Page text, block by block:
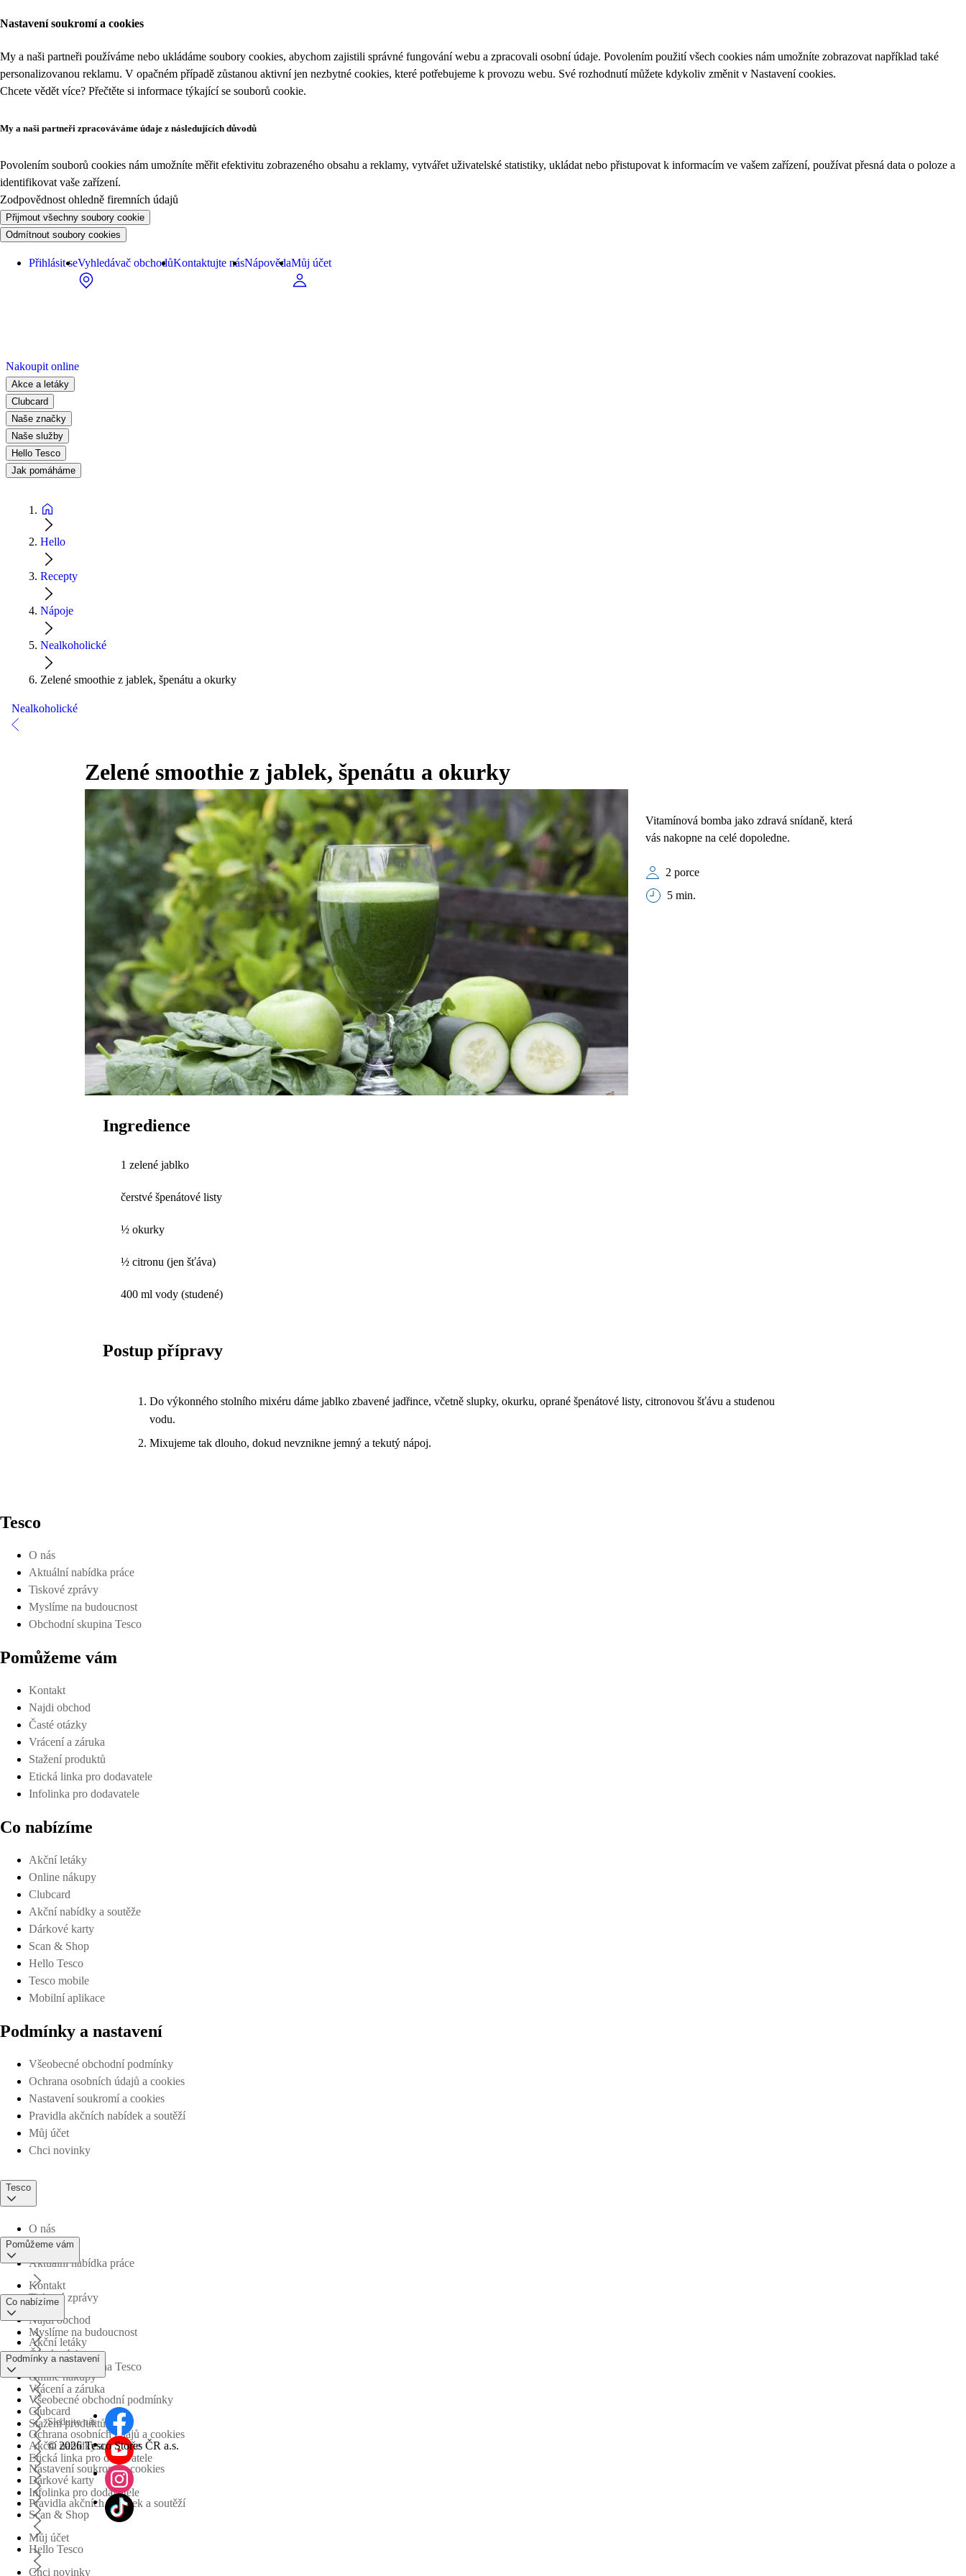
Nastavení soukromí a cookies
My a naši partneři používáme nebo ukládáme soubory cookies, abychom zajistili správné fungování webu a zpracovali osobní údaje. Povolením použití všech cookies nám umožníte zobrazovat například také
personalizovanou reklamu. V opačném případě zůstanou aktivní jen nezbytné cookies, které potřebujeme k provozu webu. Své rozhodnutí můžete kdykoliv změnit v Nastavení cookies.
Chcete vědět více? Přečtěte si informace týkající se souborů cookie.
My a naši partneři zpracováváme údaje z následujících důvodů
Povolením souborů cookies nám umožníte měřit efektivitu zobrazeného obsahu a reklamy, vytvářet uživatelské statistiky, ukládat nebo přistupovat k informacím ve vašem zařízení, používat přesná data o poloze a
identifikovat vaše zařízení.
Zodpovědnost ohledně firemních údajů
Přijmout všechny soubory cookie
Odmítnout soubory cookies
Přihlásit seVyhledávač obchodůKontaktujte násNápovědaMůj účet
Nakoupit online
Akce a letáky
Clubcard
Naše značky
Naše služby
Hello Tesco
Jak pomáháme
Hello
Recepty
Nápoje
Nealkoholické
Zelené smoothie z jablek, špenátu a okurky
Nealkoholické
Zelené smoothie z jablek, špenátu a okurky
Vitamínová bomba jako zdravá snídaně, která
vás nakopne na celé dopoledne.
2 porce
5 min.
Ingredience
1 zelené jablko
čerstvé špenátové listy
½ okurky
½ citronu (jen šťáva)
400 ml vody (studené)
Postup přípravy
Do výkonného stolního mixéru dáme jablko zbavené jadřince, včetně slupky, okurku, oprané špenátové listy, citronovou šťávu a studenou
vodu.
Mixujeme tak dlouho, dokud nevznikne jemný a tekutý nápoj.
Tesco
O nás
Aktuální nabídka práce
Tiskové zprávy
Myslíme na budoucnost
Obchodní skupina Tesco
Pomůžeme vám
Kontakt
Najdi obchod
Časté otázky
Vrácení a záruka
Stažení produktů
Etická linka pro dodavatele
Infolinka pro dodavatele
Co nabízíme
Akční letáky
Online nákupy
Clubcard
Akční nabídky a soutěže
Dárkové karty
Scan & Shop
Hello Tesco
Tesco mobile
Mobilní aplikace
Podmínky a nastavení
Všeobecné obchodní podmínky
Ochrana osobních údajů a cookies
Nastavení soukromí a cookies
Pravidla akčních nabídek a soutěží
Můj účet
Chci novinky
Tesco
O nás
Aktuální nabídka práce
Tiskové zprávy
Myslíme na budoucnost
Obchodní skupina Tesco
Pomůžeme vám
Kontakt
Najdi obchod
Časté otázky
Vrácení a záruka
Stažení produktů
Etická linka pro dodavatele
Infolinka pro dodavatele
Co nabízíme
Akční letáky
Online nákupy
Clubcard
Akční nabídky a soutěže
Dárkové karty
Scan & Shop
Hello Tesco
Podmínky a nastavení
Všeobecné obchodní podmínky
Ochrana osobních údajů a cookies
Nastavení soukromí a cookies
Pravidla akčních nabídek a soutěží
Můj účet
Chci novinky
Sledujte nás
© 2026 Tesco Stores ČR a.s.